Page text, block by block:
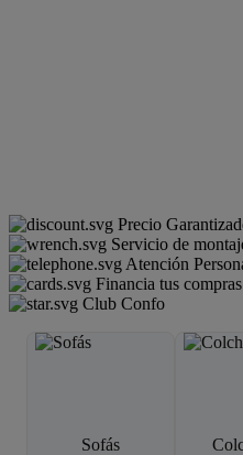
Precio
Servicio de
Atención
Financia tus
Club Confo
Sofás